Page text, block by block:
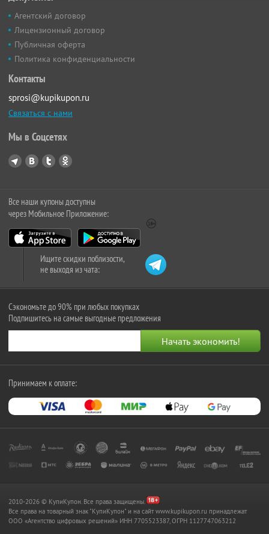
Агентский договор
Лицензионный договор
Публичная оферта
Политика конфиденциальности
Контакты
sprosi@kupikupon.ru
Связаться с нами
Мы в Соцсетях
Все наши купоны доступны
через Мобильное Приложение:
Ищите скидки поблизости,
не выходя из чата:
Сэкономьте до 90% при любых покупках
Подпишитесь на самые выгодные предложения
Принимаем к оплате:
2010-2026 © КупиКупон. Все права защищены.
Все права на товарный знак "КупиКупон" и на сайт www.kupikupon.ru принадлежат
OOO «Агентство цифровых решений» ИНН 7705523387, ОГРН 1127747063212